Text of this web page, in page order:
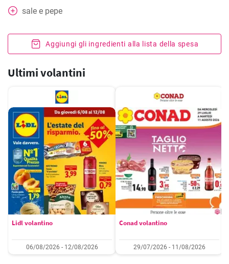
sale e pepe
Aggiungi gli ingredienti alla lista della spesa
Ultimi volantini
Lidl volantino
06/08/2026 - 12/08/2026
Conad volantino
29/07/2026 - 11/08/2026